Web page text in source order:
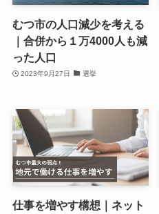
むつ市の人口減少を考える
｜合併から１万4000人も減
った人口
2023年9月27日 選挙
仕事を増やす構想｜ネット